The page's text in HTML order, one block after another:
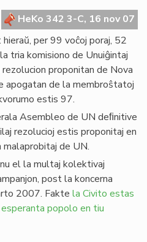
HeKo 342 3-C, 16 nov 07
per 99 voĉoj poraj, 52
tria komisiono de Unuiĝintaj
proponitan de Nova
apogatan de la membroŝtatoj
estis 97.
Asembleo de UN deﬁnitive
rezolucioj estis proponitaj en
de UN.
el la multaj kolektivaj
post la koncerna
2007. Fakte la Civito estas
popolo en tiu